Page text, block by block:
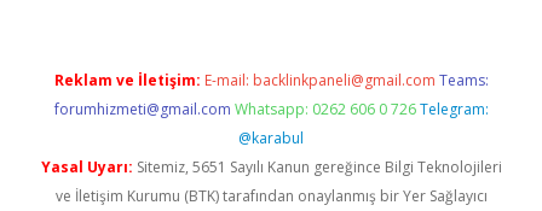
Reklam ve İletişim: E-mail: backlinkpaneli@gmail.com Teams:
forumhizmeti@gmail.com Whatsapp: 0262 606 0 726 Telegram:
@karabul
Yasal Uyarı: Sitemiz, 5651 Sayılı Kanun gereğince Bilgi Teknolojileri
ve İletişim Kurumu (BTK) tarafından onaylanmış bir Yer Sağlayıcı